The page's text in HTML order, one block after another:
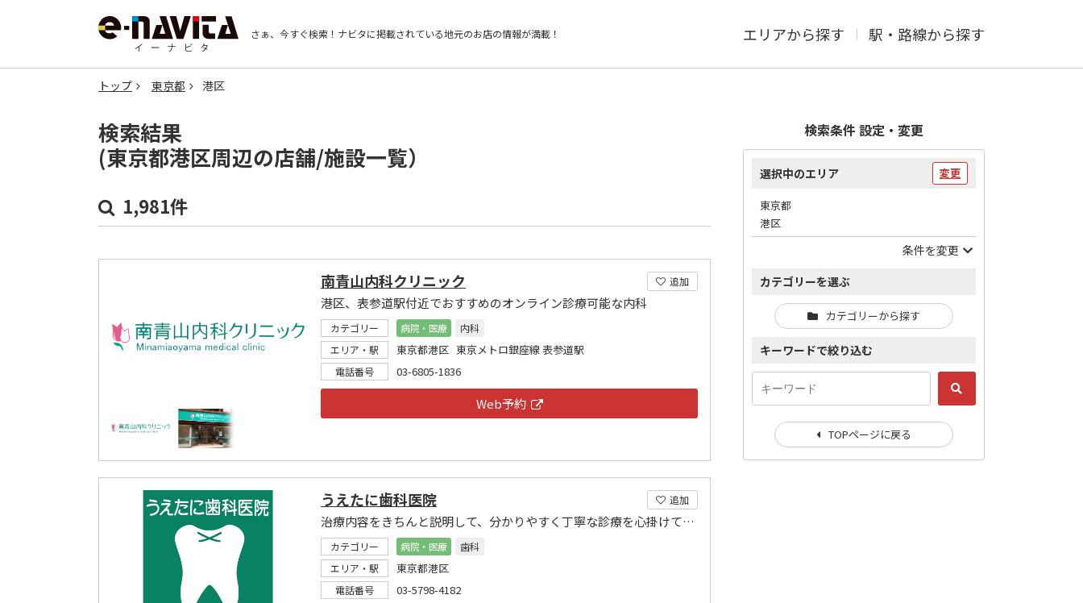
さぁ、今すぐ検索！ ナビタに掲載されている地元のお店の情報が満載！ エリアから探す 駅・路線から探す
トップ 東京都 港区
検索結果
(東京都港区周辺の店舗/施設一覧）
1,981件
追加
南青山内科クリニック
港区、表参道駅付近でおすすめのオンライン診療可能な内科
カテゴリー 病院・医療
内科
エリア・駅
東京都港区 東京メトロ銀座線 表参道駅
電話番号 03-6805-1836
Web予約
追加
うえたに歯科医院
治療内容をきちんと説明して、分かりやすく丁寧な診療を心掛けております。
カテゴリー 病院・医療
歯科
エリア・駅
東京都港区
電話番号 03-5798-4182
検索条件 設定・変更
選択中のエリア 変更
東京都
港区
条件を変更
カテゴリーを選ぶ
カテゴリーから探す
キーワードで絞り込む
TOPページに戻る